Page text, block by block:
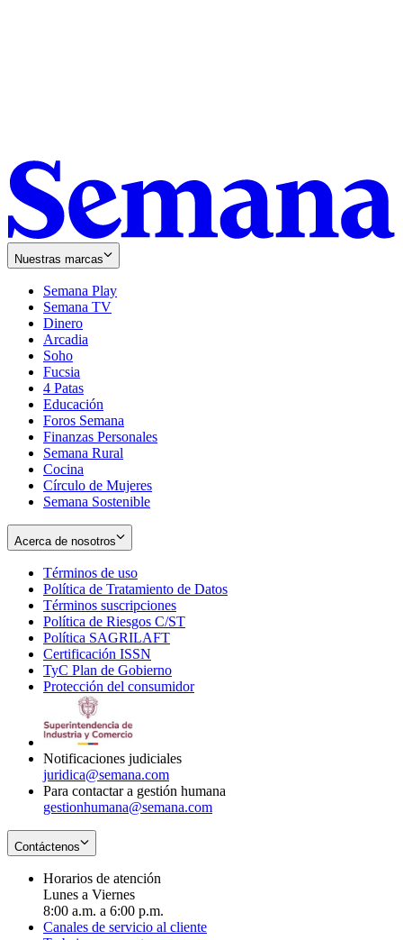
Nuestras marcas
Semana Play
Semana TV
Dinero
Arcadia
Soho
in
new
window
Fucsia
in
new
window
4 Patas
Educación
Foros Semana
Finanzas Personales
Semana Rural
Cocina
Círculo de Mujeres
Semana Sostenible
Acerca de nosotros
Términos de uso
in
new
window
Política de Tratamiento de Datos
Términos suscripciones
in
Política de Riesgos C/ST
Política SAGRILAFT
new
window
Certificación ISSN
in
new
TyC Plan de Gobierno
in
Protección del consumidorOpens
Notificaciones judiciales
juridica@semana.com
Para contactar a gestión humana
gestionhumana@semana.com
Contáctenos
Horarios de atención
Lunes a Viernes
8:00 a.m. a 6:00 p.m.
Canales de servicio al cliente